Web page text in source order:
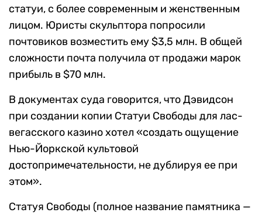
статуи, с более современным и женственным
лицом. Юристы скульптора попросили
почтовиков возместить ему $3,5 млн. В общей
сложности почта получила от продажи марок
прибыль в $70 млн.
В документах суда говорится, что Дэвидсон
при создании копии Статуи Свободы для лас-
вегасского казино хотел «создать ощущение
Нью-Йоркской культовой
достопримечательности, не дублируя ее при
этом».
Статуя Свободы (полное название памятника —